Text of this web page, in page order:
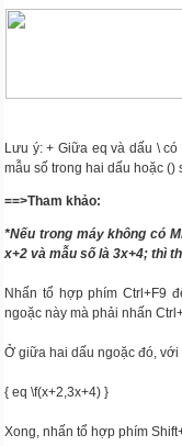
Lưu ý: + Giữa eq và dấu \có
mẫu số trong hai dấu hoặc ()
==>Tham khảo:
*Nếu trong máy không có
x+2 và mẫu số là 3x+4; thì
Nhấn tổ hợp phím Ctrl+F9
ngoặc này mà phải nhấn
Ở giữa hai dấu ngoặc đó,
{ eq \f(x+2,3x+4) }
Xong, nhấn tổ hợp phím